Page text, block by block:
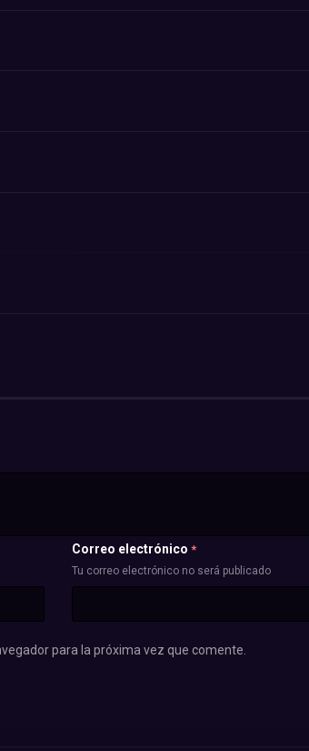
Correo electrónico *
Tu correo electrónico no será publicado
para la próxima vez que comente.